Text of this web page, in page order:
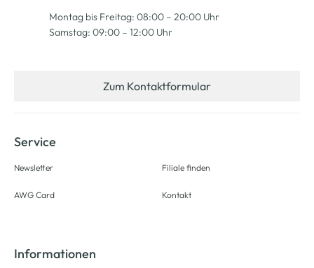
Montag bis Freitag: 08:00 – 20:00 Uhr
Samstag: 09:00 – 12:00 Uhr
Zum Kontaktformular
Service
Newsletter
AWG Card
Filiale finden
Kontakt
Informationen